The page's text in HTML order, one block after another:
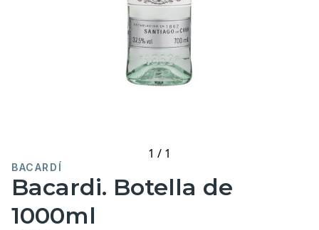
1 / 1
BACARDÍ
Bacardi. Botella de
1000ml